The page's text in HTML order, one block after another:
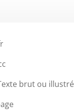
brut ou illustré